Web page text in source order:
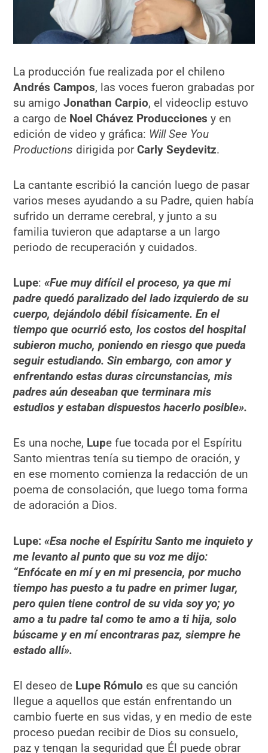
La producción fue realizada por el chileno
Andrés Campos, las voces fueron grabadas por
su amigoJonathan Carpio, el videoclip estuvo
a cargo de Noel Chávez Producciones y en
edición de video y gráfica: Will See You
Productions dirigida porCarly Seydevitz.
La cantante escribió la canción luego de pasar
varios meses ayudando a su Padre, quien había
sufrido un derrame cerebral, y junto a su
familia tuvieron que adaptarse a un largo
periodo de recuperación y cuidados.
Lupe:«Fue muy difícil el proceso, ya que mi
padre quedó paralizado del lado izquierdo de su
cuerpo, dejándolo débil físicamente. En el
tiempo que ocurrió esto, los costos del hospital
subieron mucho, poniendo en riesgo que pueda
seguir estudiando. Sin embargo, con amor y
enfrentando estas duras circunstancias, mis
padres aún deseaban que terminara mis
estudios y estaban dispuestos hacerlo posible».
Es una noche, Lupe fue tocada por el Espíritu
Santo mientras tenía su tiempo de oración, y
en ese momento comienza la redacción de un
poema de consolación, que luego toma forma
de adoración a Dios.
Lupe: «Esa noche el Espíritu Santo me inquieto y
me levanto al punto que su voz me dijo:
“Enfócate en mí y en mi presencia, por mucho
tiempo has puesto a tu padre en primer lugar,
pero quien tiene control de su vida soy yo; yo
amo a tu padre tal como te amo a ti hija, solo
búscame y en mí encontraras paz, siempre he
estado allí».
El deseo de Lupe Rómulo es que su canción
llegue a aquellos que están enfrentando un
cambio fuerte en sus vidas, y en medio de este
proceso puedan recibir de Dios su consuelo,
paz y tengan la seguridad que Él puede obrar